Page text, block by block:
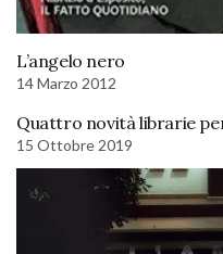
L’angelo nero
14 Marzo 2012
Quattro novità librarie
15 Ottobre 2019